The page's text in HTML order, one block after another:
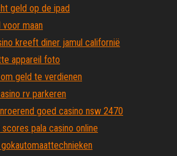
geld op de ipad
maan
kreeft diner jamul californië
appareil foto
geld te verdienen
rv parkeren
goed casino nsw 2470
pala casino online